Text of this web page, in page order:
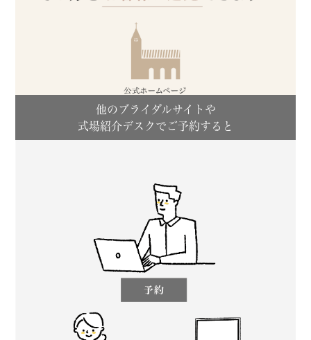
他のブライダルサイトや
式場紹介デスクでご予約すると